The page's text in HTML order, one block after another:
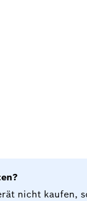
nicht kaufen,